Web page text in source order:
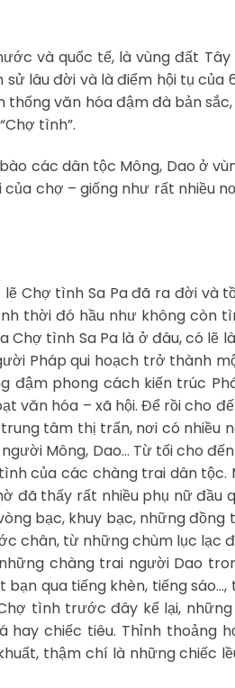
và quốc tế, là vùng đất Tây
lâu đời và là điểm hội tụ của
thống văn hóa đậm đà bản
tình”.
các dân tộc Mông, Dao ở
chợ – giống như rất nhiều
Chợ tình Sa Pa đã ra đời và
thời đó hầu như không còn
tình Sa Pa là ở đâu, có lẽ
Pháp qui hoạch trở thành
đậm phong cách kiến trúc
văn hóa – xã hội. Để rồi cho
tâm thị trấn, nơi có nhiều
Mông, Dao… Từ tối cho
của các chàng trai dân tộc.
đã thấy rất nhiều phụ nữ đầu
bạc, khuy bạc, những đồng
chân, từ những chùm lục lạc
chàng trai người Dao
qua tiếng khèn, tiếng
tình trước đây kể lại,
chiếc tiêu. Thỉnh thoảng
thậm chí là những chiếc